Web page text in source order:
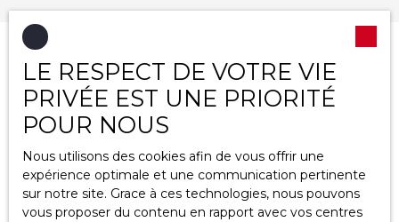
Vente
Appartement
Type de bien
Argenteuil (95100)
Localisation
Budget max (€)
Pertinence Créer une alerte
LE RESPECT DE VOTRE VIE
PRIVÉE EST UNE PRIORITÉ
POUR NOUS
Nous utilisons des cookies afin de vous offrir une
expérience optimale et une communication pertinente
sur notre site. Grace à ces technologies, nous pouvons
vous proposer du contenu en rapport avec vos centres